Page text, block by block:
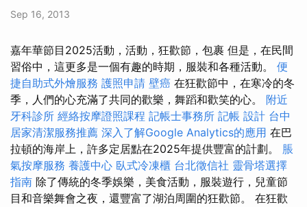
Sep 16, 2013
嘉年華節目2025活動，活動，狂歡節，包裹 但是，在民間
習俗中，這更多是一個有趣的時期，服裝和各種活動。 便
捷自助式外燴服務 護照申請 壁癌 在狂歡節中，在寒冷的冬
季，人們的心充滿了共同的歡樂，舞蹈和歡笑的心。 附近
牙科診所 經絡按摩證照課程 記帳士事務所 記帳 設計 台中
居家清潔服務推薦 深入了解Google Analytics的應用 在巴
拉頓的海岸上，許多定居點在2025年提供豐富的計劃。 脹
氣按摩服務 養護中心 臥式冷凍櫃 台北徵信社 靈骨塔選擇
指南 除了傳統的冬季娛樂，美食活動，服裝遊行，兒童節
目和音樂舞會之夜，還豐富了湖泊周圍的狂歡節。 在狂歡